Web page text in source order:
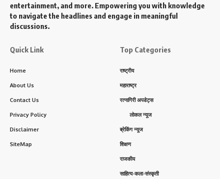
entertainment, and more. Empowering you with knowledge
to navigate the headlines and engage in meaningful
discussions.
Quick Link
Home
About Us
Contact Us
Privacy Policy
Disclaimer
SiteMap
Top Categories
राष्ट्रीय
महाराष्ट्र
रत्नागिरी अपडेट्स
लोकल न्यूज
ब्रेकिंग न्यूज
शिक्षण
राजकीय
साहित्य-कला-संस्कृती